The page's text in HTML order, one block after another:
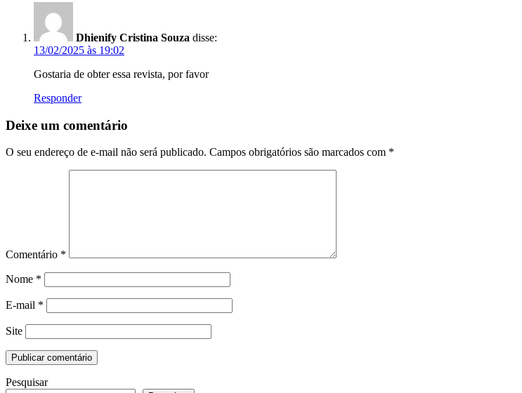
Dhienify Cristina Souza disse:
13/02/2025 às 19:02
Gostaria de obter essa revista, por favor
Responder
Deixe um comentário
O seu endereço de e-mail não será publicado. Campos obrigatórios são marcados com *
Comentário *
Nome *
E-mail *
Site
Pesquisar